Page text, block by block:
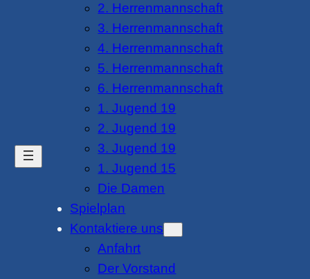
2. Herrenmannschaft
3. Herrenmannschaft
4. Herrenmannschaft
5. Herrenmannschaft
6. Herrenmannschaft
1. Jugend 19
2. Jugend 19
3. Jugend 19
1. Jugend 15
Die Damen
Spielplan
Kontaktiere uns
Anfahrt
Der Vorstand